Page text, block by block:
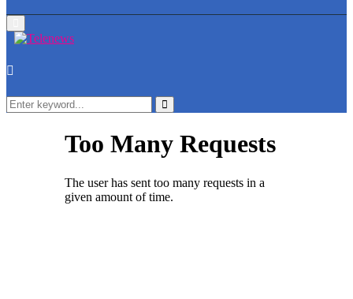
Menu
Search
for:
Search